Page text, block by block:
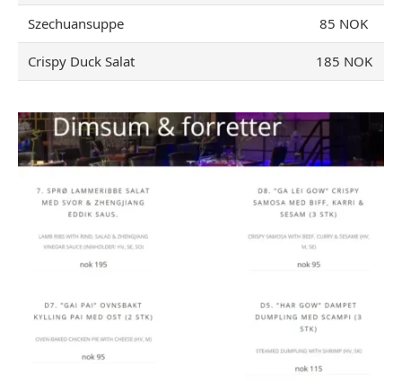
Szechuansuppe 85 NOK
Crispy Duck Salat 185 NOK